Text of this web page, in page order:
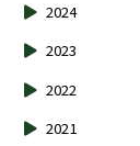
2024
2023
2022
2021